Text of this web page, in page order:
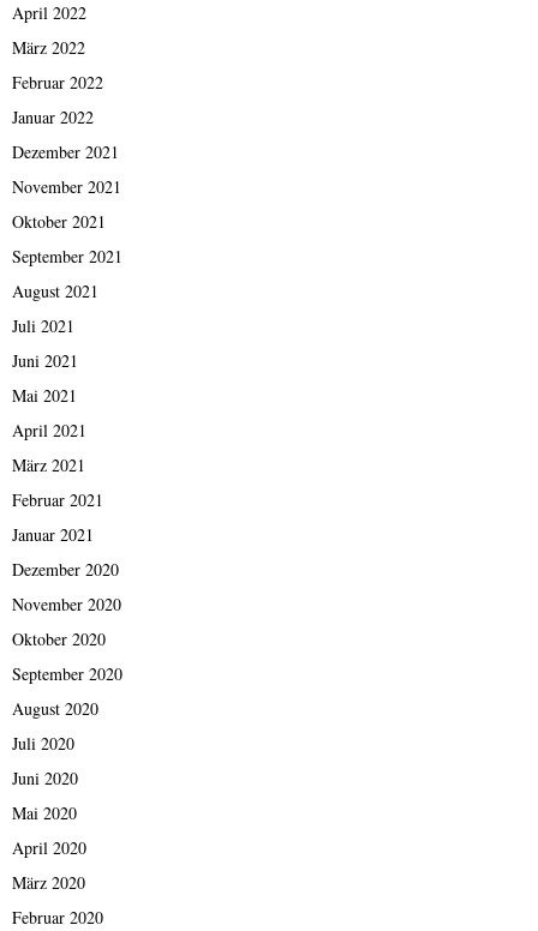
April 2022
März 2022
Februar 2022
Januar 2022
Dezember 2021
November 2021
Oktober 2021
September 2021
August 2021
Juli 2021
Juni 2021
Mai 2021
April 2021
März 2021
Februar 2021
Januar 2021
Dezember 2020
November 2020
Oktober 2020
September 2020
August 2020
Juli 2020
Juni 2020
Mai 2020
April 2020
März 2020
Februar 2020